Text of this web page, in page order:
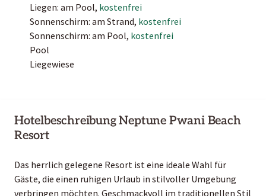
Liegen: am Pool, kostenfrei
Sonnenschirm: am Strand, kostenfrei
Sonnenschirm: am Pool, kostenfrei
Pool
Liegewiese
Hotelbeschreibung Neptune Pwani Beach
Resort
Das herrlich gelegene Resort ist eine ideale Wahl für
Gäste, die einen ruhigen Urlaub in stilvoller Umgebung
verbringen möchten. Geschmackvoll im traditionellen Stil